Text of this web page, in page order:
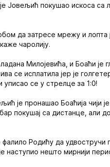
Јовељић покушао искоса са
да затресе мрежу и лопта
чаролију.
Милојевића, и Боаћи је
се исплатила јер је
се у стрелце за 1:0!
је пронашао Боаћија чији је
покушај са дистанце, али
фалило Родићу да удвостручи
наступио нешто мирнији